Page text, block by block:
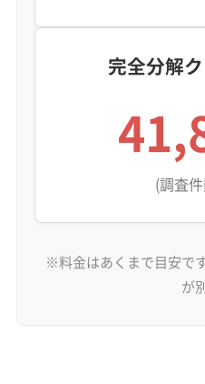
完全分解
(調査
※料金はあくまで目安で
が